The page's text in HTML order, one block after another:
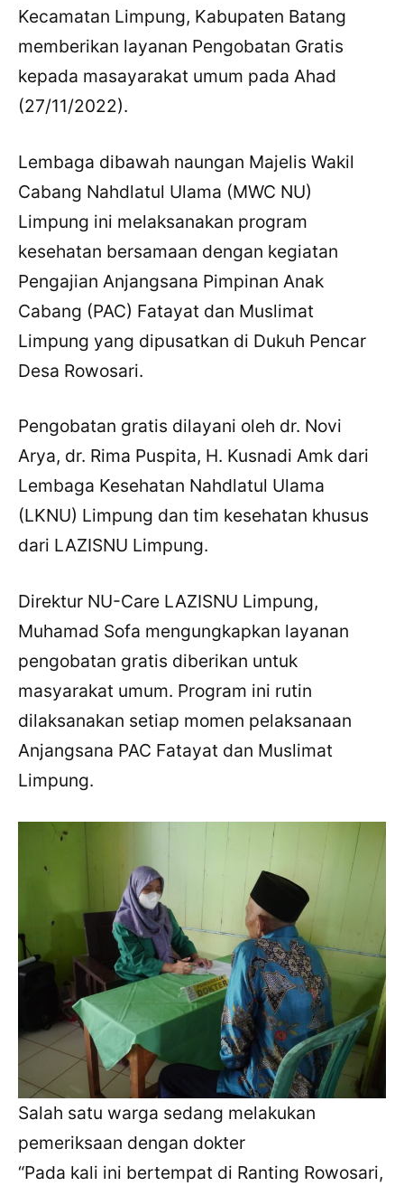
Kecamatan Limpung, Kabupaten Batang
memberikan layanan Pengobatan Gratis
kepada masayarakat umum pada Ahad
(27/11/2022).
Lembaga dibawah naungan Majelis Wakil
Cabang Nahdlatul Ulama (MWC NU)
Limpung ini melaksanakan program
kesehatan bersamaan dengan kegiatan
Pengajian Anjangsana Pimpinan Anak
Cabang (PAC) Fatayat dan Muslimat
Limpung yang dipusatkan di Dukuh Pencar
Desa Rowosari.
Pengobatan gratis dilayani oleh dr. Novi
Arya, dr. Rima Puspita, H. Kusnadi Amk dari
Lembaga Kesehatan Nahdlatul Ulama
(LKNU) Limpung dan tim kesehatan khusus
dari LAZISNU Limpung.
Direktur NU-Care LAZISNU Limpung,
Muhamad Sofa mengungkapkan layanan
pengobatan gratis diberikan untuk
masyarakat umum. Program ini rutin
dilaksanakan setiap momen pelaksanaan
Anjangsana PAC Fatayat dan Muslimat
Limpung.
Salah satu warga sedang melakukan
pemeriksaan dengan dokter
“Pada kali ini bertempat di Ranting Rowosari,